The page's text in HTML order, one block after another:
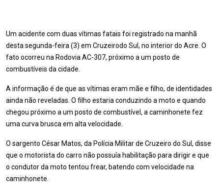
Um acidente com duas vítimas fatais foi registrado na manhã
desta segunda-feira (3) em Cruzeirodo Sul, no interior do Acre. O
fato ocorreu na Rodovia AC-307, próximo a um posto de
combustíveis da cidade.
A informação é de que as vítimas eram mãe e filho, de identidades
ainda não reveladas. O filho estaria conduzindo a moto e quando
chegou próximo a um posto de combustível, a caminhonete fez
uma curva brusca em alta velocidade.
O sargento César Matos, da Polícia Militar de Cruzeiro do Sul, disse
que o motorista do carro não possuía habilitação para dirigir e que
o condutor da moto tentou frear, batendo com velocidade na
caminhonete.